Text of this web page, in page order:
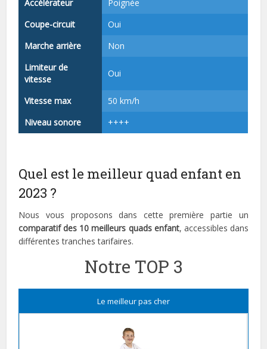
Accélérateur
Poignée
Coupe-circuit
Oui
Marche arrière
Non
Limiteur de
vitesse
Oui
Vitesse max
50 km/h
Niveau sonore
++++
Quel est le meilleur quad enfant en
2023 ?
Nous vous proposons dans cette première partie un
comparatif des 10 meilleurs quads enfant, accessibles dans
différentes tranches tarifaires.
Notre TOP 3
Le meilleur pas cher